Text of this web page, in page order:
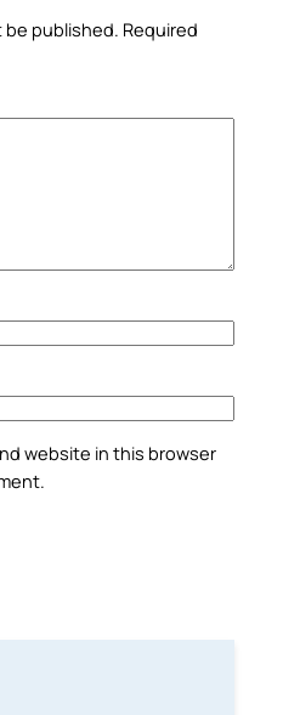
be published. Required
website in this browser